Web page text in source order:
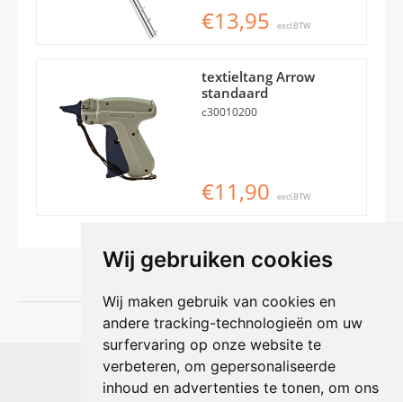
Wij gebruiken cookies
Wij maken gebruik van cookies en
andere tracking-technologieën om uw
surfervaring op onze website te
verbeteren, om gepersonaliseerde
inhoud en advertenties te tonen, om ons
€13,95 excl.BTW
textieltang Arrow
standaard
c30010200
€11,90 excl.BTW
Shophouse online
Max Planckstraat 4